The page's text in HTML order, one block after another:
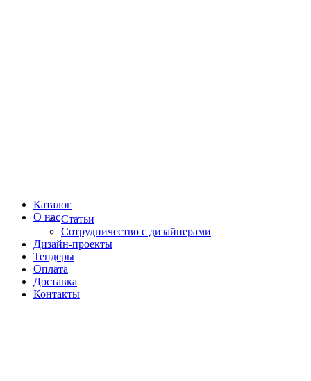
Каталог
О насСтатьи
Сотрудничество с дизайнерами
Дизайн-проекты
Тендеры
Оплата
Доставка
Контакты